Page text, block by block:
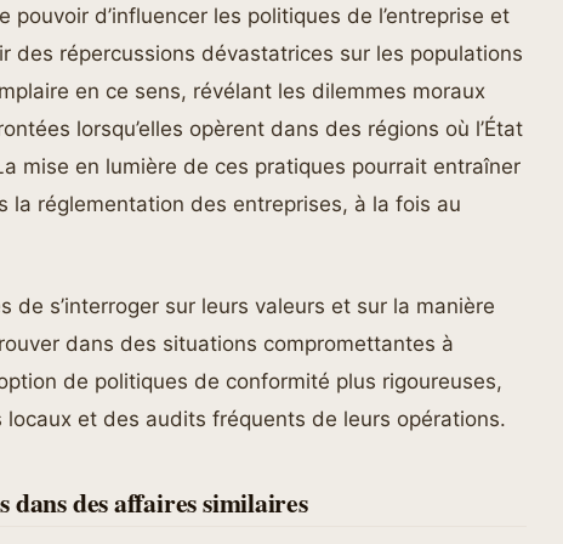
d’influencer les politiques de l’entreprise et
des répercussions dévastatrices sur les populations
en ce sens, révélant les dilemmes moraux
lorsqu’elles opèrent dans des régions où l’État
mise en lumière de ces pratiques pourrait entraîner
la réglementation des entreprises, à la fois au
de s’interroger sur leurs valeurs et sur la manière
dans des situations compromettantes à
de politiques de conformité plus rigoureuses,
locaux et des audits fréquents de leurs opérations.
dans des affaires similaires